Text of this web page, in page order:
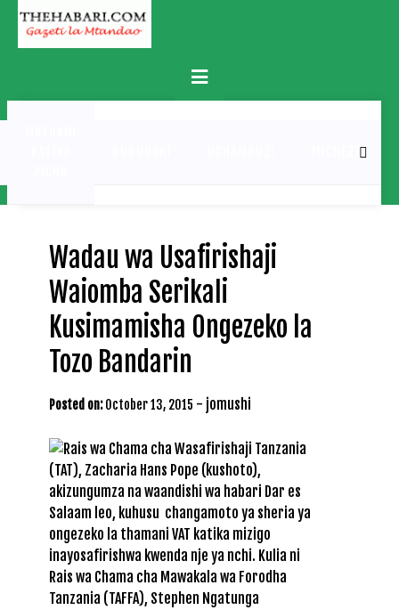
Skip
content
Primary
Menu
MICHEZO
Wadau wa Usafirishaji
Waiomba Serikali
Kusimamisha Ongezeko la
Tozo Bandarin
Posted on: October 13, 2015 - jomushi